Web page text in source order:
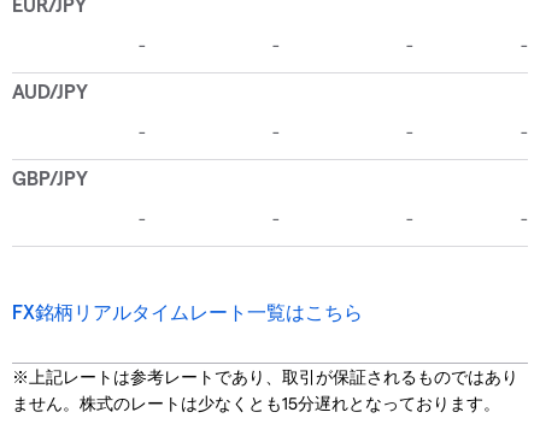
FX銘柄リアルタイムレート一覧はこちら
※上記レートは参考レートであり、取引が保証されるものではあり
ません。株式のレートは少なくとも15分遅れとなっております。